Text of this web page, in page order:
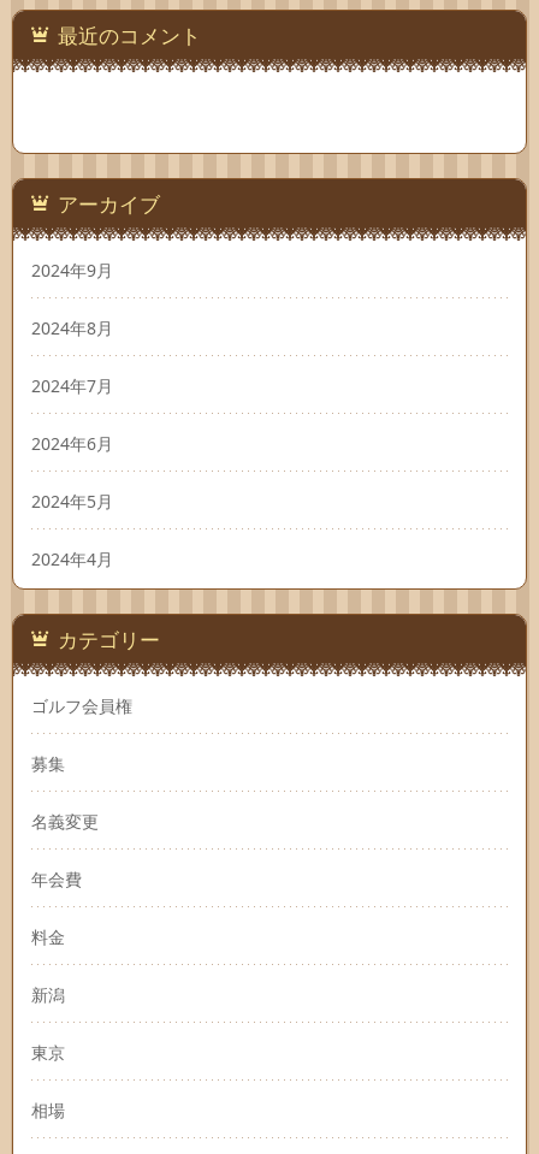
最近のコメント
アーカイブ
2024年9月
2024年8月
2024年7月
2024年6月
2024年5月
2024年4月
カテゴリー
ゴルフ会員権
募集
名義変更
年会費
料金
新潟
東京
相場